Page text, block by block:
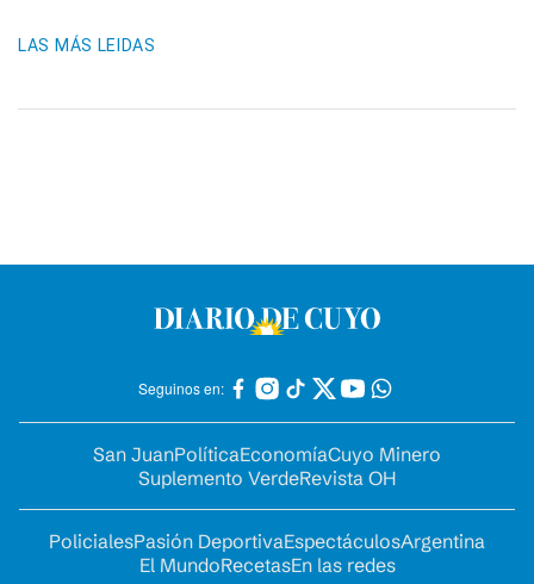
LAS MÁS LEIDAS
Seguinos en:
San JuanPolíticaEconomíaCuyo Minero
Suplemento VerdeRevista OH
PolicialesPasión DeportivaEspectáculosArgentina
El MundoRecetasEn las redes